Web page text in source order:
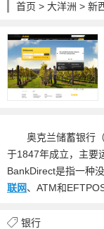
首页 > 大洋洲 > 新
奥克兰储蓄银行
于1847年成立，主要
BankDirect是指一种
联网、ATM和
银行